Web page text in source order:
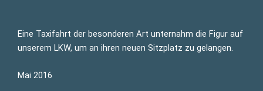
Eine Taxifahrt der besonderen Art unternahm die Figur auf
unserem LKW, um an ihren neuen Sitzplatz zu gelangen.
Mai 2016